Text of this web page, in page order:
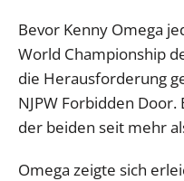
Bevor Kenny Omega
World Championship
die Herausforderung
NJPW Forbidden Door.
der beiden seit mehr
Omega zeigte sich